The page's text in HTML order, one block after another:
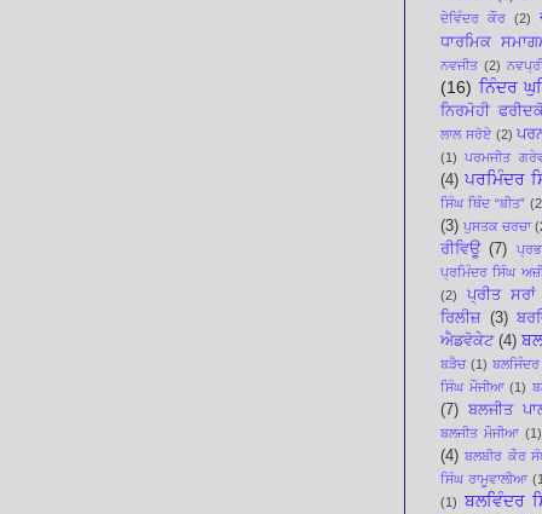
ਦੇਵਿੰਦਰ ਕੌਰ (2)
ਧਾਰਮਿਕ
ਨਵਜੀਤ (2)
(16) ਨਿੰਦਰ
ਨਿਰਮੋਹੀ
ਲਾਲ ਸਰੋਏ (2)
(1) ਪਰਮਜੀਤ
(4) ਪਰਮਿੰਦਰ
ਸਿੰਘ ਥਿੰਦ “ਬੀਤ”
(3) ਪੁਸਤਕ ਚਰਚਾ
ਰੀਵਿਊ (7)
ਪ੍ਰਮਿੰਦਰ ਸਿੰਘ
(2)
ਪ੍ਰੀਤ ਸਰਾਂ
ਰਿਲੀਜ਼ (3)
ਐਡਵੋਕੇਟ (4)
ਬੜੈਚ (1)
ਸਿੰਘ ਮੌਜੀਆ (1)
(7) ਬਲਜੀਤ
ਬਲਜੀਤ ਮੌਜੀਆ (1)
(4) ਬਲਬੀਰ ਕੌਰ
ਸਿੰਘ ਰਾਮੂਵਾਲੀਆ
(1) ਬਲਵਿੰਦਰ